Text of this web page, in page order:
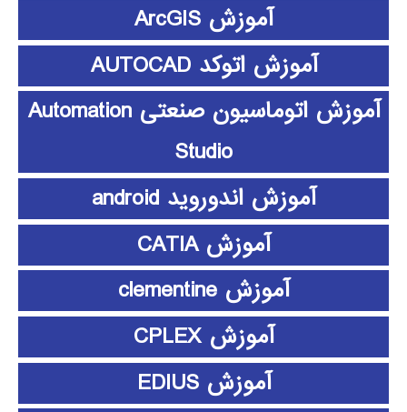
آموزش ArcGIS
آموزش اتوکد AUTOCAD
آموزش اتوماسیون صنعتی Automation
Studio
آموزش اندوروید android
آموزش CATIA
آموزش clementine
آموزش CPLEX
آموزش EDIUS